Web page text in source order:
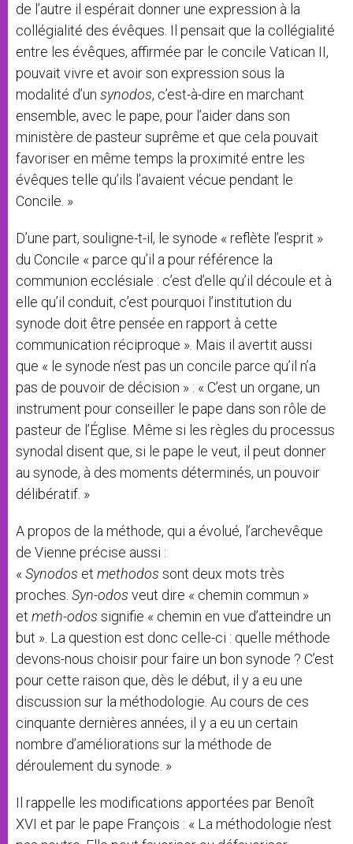
de l’autre il espérait donner une expression à la
collégialité des évêques. Il pensait que la collégialité
entre les évêques, affirmée par le concile Vatican II,
pouvait vivre et avoir son expression sous la
modalité d’un synodos, c’est-à-dire en marchant
ensemble, avec le pape, pour l’aider dans son
ministère de pasteur suprême et que cela pouvait
favoriser en même temps la proximité entre les
évêques telle qu’ils l’avaient vécue pendant le
Concile. »
D’une part, souligne-t-il, le synode « reflète l’esprit »
du Concile « parce qu’il a pour référence la
communion ecclésiale : c’est d’elle qu’il découle et à
elle qu’il conduit, c’est pourquoi l’institution du
synode doit être pensée en rapport à cette
communication réciproque ». Mais il avertit aussi
que « le synode n’est pas un concile parce qu’il n’a
pas de pouvoir de décision » : « C’est un organe, un
instrument pour conseiller le pape dans son rôle de
pasteur de l’Église. Même si les règles du processus
synodal disent que, si le pape le veut, il peut donner
au synode, à des moments déterminés, un pouvoir
délibératif. »
A propos de la méthode, qui a évolué, l’archevêque
de Vienne précise aussi :
« Synodos et methodos sont deux mots très
proches. Syn-odos veut dire « chemin commun »
et meth-odos signifie « chemin en vue d’atteindre un
but ». La question est donc celle-ci : quelle méthode
devons-nous choisir pour faire un bon synode ? C’est
pour cette raison que, dès le début, il y a eu une
discussion sur la méthodologie. Au cours de ces
cinquante dernières années, il y a eu un certain
nombre d’améliorations sur la méthode de
déroulement du synode. »
Il rappelle les modifications apportées par Benoît
XVI et par le pape François : « La méthodologie n’est